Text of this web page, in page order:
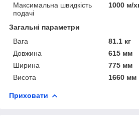
Максимальна швидкість
подачі
1000 м/
Загальні параметри
Вага
81.1 кг
Довжина
615 мм
Ширина
775 мм
Висота
1660 мм
Приховати